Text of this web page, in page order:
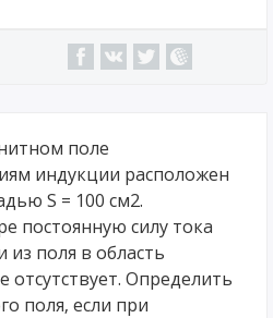
поле
индукции расположен
S = 100 см2.
постоянную силу тока
из поля в область
отсутствует. Определить
поля, если при